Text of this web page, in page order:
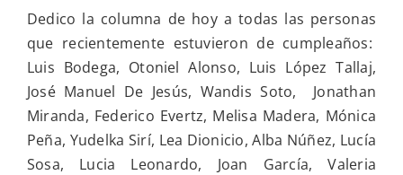
Dedico la columna de hoy a todas las personas
que recientemente estuvieron de cumpleaños:
Luis Bodega, Otoniel Alonso, Luis López Tallaj,
José Manuel De Jesús, Wandis Soto, Jonathan
Miranda, Federico Evertz, Melisa Madera, Mónica
Peña, Yudelka Sirí, Lea Dionicio, Alba Núñez, Lucía
Sosa, Lucia Leonardo, Joan García, Valeria